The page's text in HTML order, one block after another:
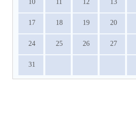
10 11 12 13
17 18 19 20
24 25 26 27
31